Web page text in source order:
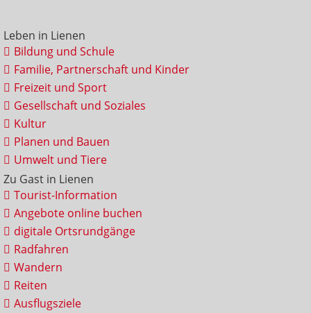
Leben in Lienen
Bildung und Schule
Familie, Partnerschaft und Kinder
Freizeit und Sport
Gesellschaft und Soziales
Kultur
Planen und Bauen
Umwelt und Tiere
Zu Gast in Lienen
Tourist-Information
Angebote online buchen
digitale Ortsrundgänge
Radfahren
Wandern
Reiten
Ausflugsziele